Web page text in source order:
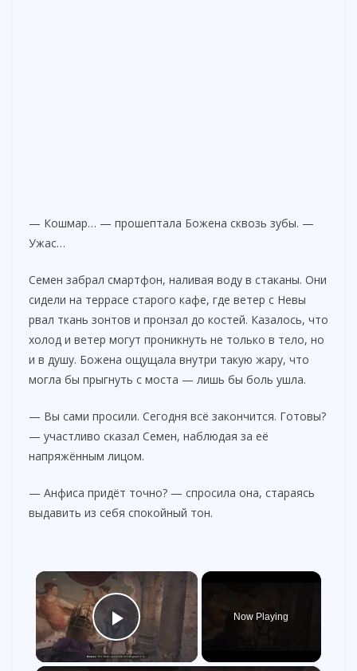
— Кошмар… — прошептала Божена сквозь зубы. —
Ужас…
Семен забрал смартфон, наливая воду в стаканы. Они
сидели на террасе старого кафе, где ветер с Невы
рвал ткань зонтов и пронзал до костей. Казалось, что
холод и ветер могут проникнуть не только в тело, но
и в душу. Божена ощущала внутри такую жару, что
могла бы прыгнуть с моста — лишь бы боль ушла.
— Вы сами просили. Сегодня всё закончится. Готовы?
— участливо сказал Семен, наблюдая за её
напряжённым лицом.
— Анфиса придёт точно? — спросила она, стараясь
выдавить из себя спокойный тон.
×
Play Video
Now Playing